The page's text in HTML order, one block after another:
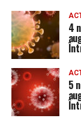
4
5